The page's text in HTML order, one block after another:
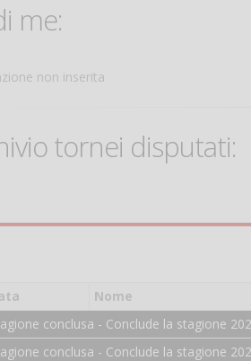
me:
non inserita
tornei disputati:
Nome
conclusa - Conclude la stagione
conclusa - Conclude la stagione